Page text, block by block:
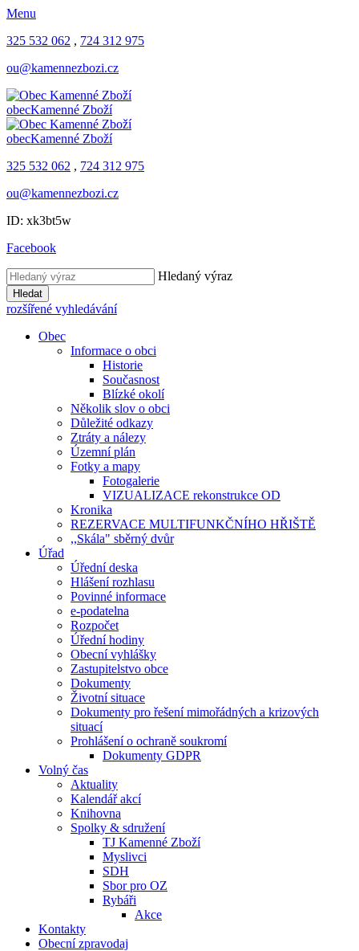
Menu
325 532 062 , 724 312 975
ou@kamennezbozi.cz
obecKamenné Zboží
obecKamenné Zboží
325 532 062 , 724 312 975
ou@kamennezbozi.cz
ID: xk3bt5w
Facebook
Hledaný výraz
Hledat
rozšířené vyhledávání
Obec
Informace o obci
Historie
Současnost
Blízké okolí
Několik slov o obci
Důležité odkazy
Ztráty a nálezy
Územní plán
Fotky a mapy
Fotogalerie
VIZUALIZACE rekonstrukce OD
Kronika
REZERVACE MULTIFUNKČNÍHO HŘIŠTĚ
,,Skála" sběrný dvůr
Úřad
Úřední deska
Hlášení rozhlasu
Povinné informace
e-podatelna
Rozpočet
Úřední hodiny
Obecní vyhlášky
Zastupitelstvo obce
Dokumenty
Životní situace
Dokumenty pro řešení mimořádných a krizových
situací
Prohlášení o ochraně soukromí
Dokumenty GDPR
Volný čas
Aktuality
Kalendář akcí
Knihovna
Spolky & sdružení
TJ Kamenné Zboží
Myslivci
SDH
Sbor pro OZ
Rybáři
Akce
Kontakty
Obecní zpravodaj